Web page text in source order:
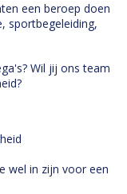
een beroep doen
sportbegeleiding,
Wil jij ons team
wel in zijn voor een